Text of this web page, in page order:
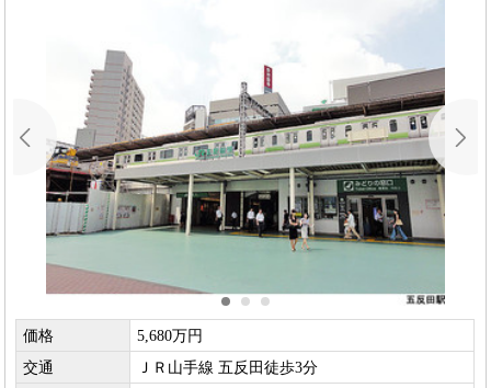
価格
5,680万円
交通
ＪＲ山手線 五反田徒歩3分